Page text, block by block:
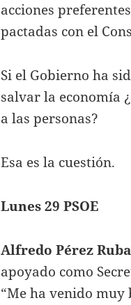
acciones
pactadas con el
Si el Gobierno ha
salvar la economía
a las personas?
Esa es la cuestión.
Lunes 29 PSOE
Alfredo Pérez
apoyado como
“Me ha venido